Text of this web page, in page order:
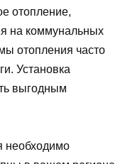
отопление,
на коммунальных
отопления часто
Установка
выгодным
необходимо